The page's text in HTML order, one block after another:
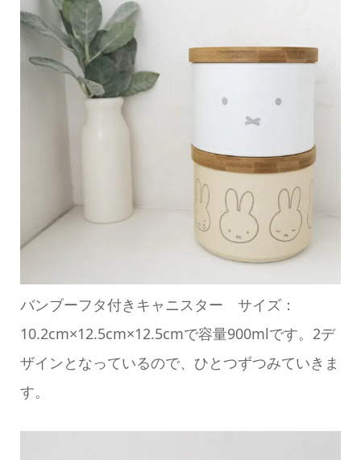
バンブーフタ付きキャニスター サイズ：
10.2cm×12.5cm×12.5cmで容量900mlです。2デ
ザインとなっているので、ひとつずつみていきま
す。